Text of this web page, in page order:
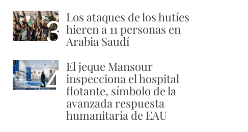
3 Los ataques de los hutíes
hieren a 11 personas en
Arabia Saudí
4 El jeque Mansour
inspecciona el hospital
flotante, símbolo de la
avanzada respuesta
humanitaria de EAU